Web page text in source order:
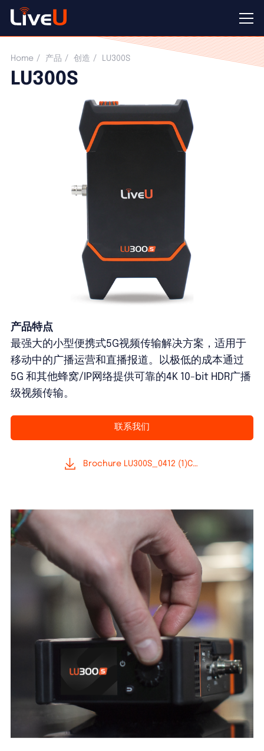
LU300S
Home 产品 创造 LU300S
LU300S
产品特点
最强大的小型便携式5G视频传输解决方案，适用于
移动中的广播运营和直播报道。以极低的成本通过
5G 和其他蜂窝/IP网络提供可靠的4K 10-bit HDR广播
级视频传输。
联系我们
Brochure LU300S_0412 (1)CH(1)-最终修改中文版